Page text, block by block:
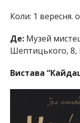
Коли: 1 вересня.
Де:Музей
Шептицького, 8,
Вистава